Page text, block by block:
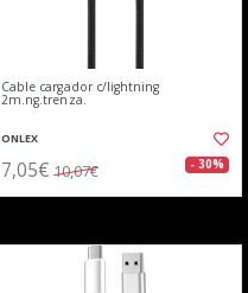
Cable cargador c/lightning
2m.ng.trenza.
ONLEX
7,05€ 10,07€ - 30%